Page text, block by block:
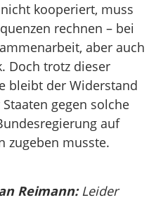
kooperiert, muss
rechnen – bei
aber auch
Doch trotz dieser
bleibt der Widerstand
gegen solche
auf
zugeben musste.
Reimann:Leider